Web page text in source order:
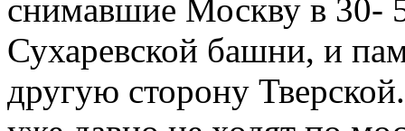
снимавшие Москву в 30-
Сухаревской башни, и
другую сторону